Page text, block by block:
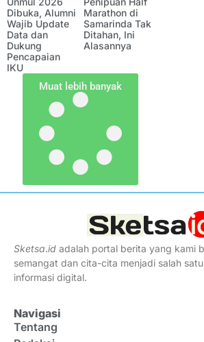
Dibuka, Alumni
Wajib Update
Data dan
Dukung
Pencapaian
IKU
Marathon di
Samarinda Tak
Ditahan, Ini
Alasannya
Muat lebih banyak
Sketsa.id adalah portal berita yang kami
semangat dan cita-cita menjadi salah
informasi digital.
Navigasi
Tentang